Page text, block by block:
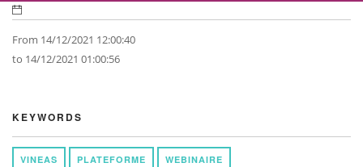
From 14/12/2021 12:00:40
to 14/12/2021 01:00:56
KEYWORDS
VINEAS PLATEFORME WEBINAIRE